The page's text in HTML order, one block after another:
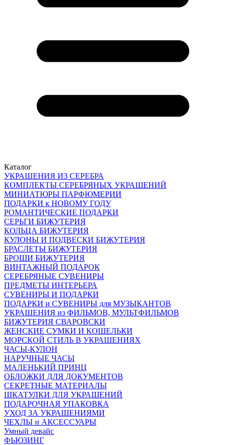
Каталог
УКРАШЕНИЯ ИЗ СЕРЕБРА
КОМПЛЕКТЫ СЕРЕБРЯНЫХ УКРАШЕНИЙ
МИНИАТЮРЫ ПАРФЮМЕРИИ
ПОДАРКИ к НОВОМУ ГОДУ
РОМАНТИЧЕСКИЕ ПОДАРКИ
СЕРЬГИ БИЖУТЕРИЯ
КОЛЬЦА БИЖУТЕРИЯ
КУЛОНЫ И ПОДВЕСКИ БИЖУТЕРИЯ
БРАСЛЕТЫ БИЖУТЕРИЯ
БРОШИ БИЖУТЕРИЯ
ВИНТАЖНЫЙ ПОДАРОК
СЕРЕБРЯНЫЕ СУВЕНИРЫ
ПРЕДМЕТЫ ИНТЕРЬЕРА
СУВЕНИРЫ И ПОДАРКИ
ПОДАРКИ и СУВЕНИРЫ для МУЗЫКАНТОВ
УКРАШЕНИЯ из ФИЛЬМОВ, МУЛЬТФИЛЬМОВ
БИЖУТЕРИЯ СВАРОВСКИ
ЖЕНСКИЕ СУМКИ И КОШЕЛЬКИ
МОРСКОЙ СТИЛЬ В УКРАШЕНИЯХ
ЧАСЫ-КУЛОН
НАРУЧНЫЕ ЧАСЫ
МАЛЕНЬКИЙ ПРИНЦ
ОБЛОЖКИ ДЛЯ ДОКУМЕНТОВ
СЕКРЕТНЫЕ МАТЕРИАЛЫ
ШКАТУЛКИ ДЛЯ УКРАШЕНИЙ
ПОДАРОЧНАЯ УПАКОВКА
УХОД ЗА УКРАШЕНИЯМИ
ЧEХЛЫ и АКСЕССУАРЫ
Умный девайс
ФЬЮЗИНГ